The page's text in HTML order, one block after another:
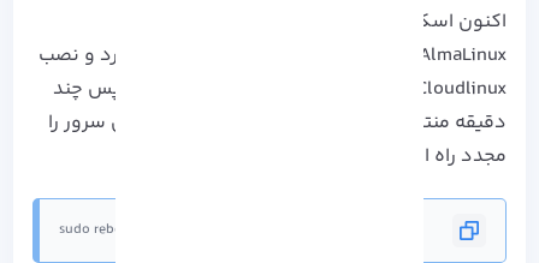
اکنون اسکریپت دریافتی به صورت خودکار نصب
AlmaLinux شما را به CloudLinux تبدیل خواهد کرد و نصب
Cloudlinux روی آلمالینوکس تکمیل خواهد شد. پس چند
دقیقه منتظر بمانید تا عملیات تکمیل شود. سپس سرور را
مجدد راه اندازی کنید:
sudo reboot